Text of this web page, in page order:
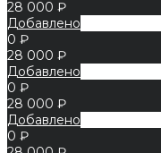
28 000 ₽
Добавлено
0 ₽
28 000 ₽
Добавлено
0 ₽
28 000 ₽
Добавлено
0 ₽